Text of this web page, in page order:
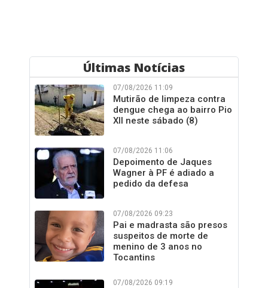
Últimas Notícias
07/08/2026 11:09
Mutirão de limpeza contra
dengue chega ao bairro Pio
XII neste sábado (8)
07/08/2026 11:06
Depoimento de Jaques
Wagner à PF é adiado a
pedido da defesa
07/08/2026 09:23
Pai e madrasta são presos
suspeitos de morte de
menino de 3 anos no
Tocantins
07/08/2026 09:19